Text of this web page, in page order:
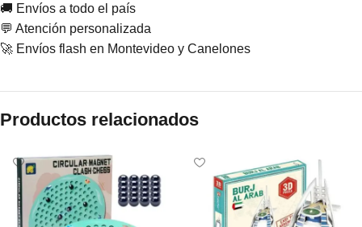
🚚 Envíos a todo el país
💬 Atención personalizada
🚀 Envíos flash en Montevideo y Canelones
Productos relacionados